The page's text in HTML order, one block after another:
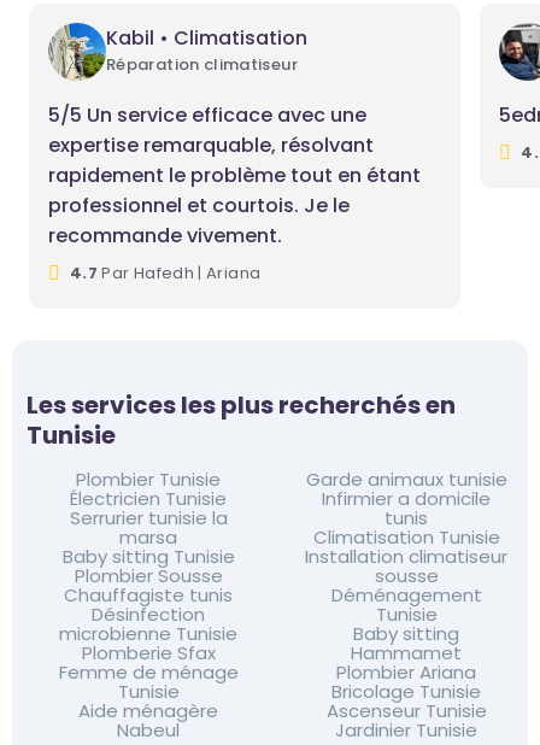
Kabil • Climatisation
Réparation climatiseur
5/5 Un service efficace avec une
expertise remarquable, résolvant
rapidement le problème tout en étant
professionnel et courtois. Je le
recommande vivement.
4.7Par Hafedh | Ariana
Les services les plus recherchés en
Tunisie
Plombier Tunisie
Électricien Tunisie
Serrurier tunisie la
marsa
Baby sitting Tunisie
Plombier Sousse
Chauffagiste tunis
Désinfection
microbienne Tunisie
Plomberie Sfax
Femme de ménage
Tunisie
Aide ménagère
Nabeul
Garde animaux tunisie
Infirmier a domicile
tunis
Climatisation Tunisie
Installation climatiseur
sousse
Déménagement
Tunisie
Baby sitting
Hammamet
Plombier Ariana
Bricolage Tunisie
Ascenseur Tunisie
Jardinier Tunisie